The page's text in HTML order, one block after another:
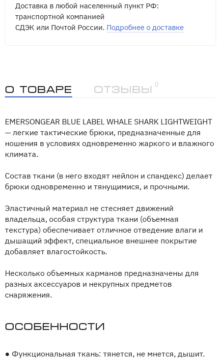
Доставка в любой населенный пункт РФ:
транспортной компанией
СДЭК или Почтой России. Подробнее о доставке
О товаре Отзывы
0
EMERSONGEAR BLUE LABEL WHALE SHARK LIGHTWEIGHT
— легкие тактические брюки, предназначенные для
ношения в условиях одновременно жаркого и влажного
климата.
Состав ткани (в него входят нейлон и спандекс) делает
брюки одновременно и тянущимися, и прочными.
Эластичный материал не стесняет движений
владельца, особая структура ткани (объемная
текстура) обеспечивает отличное отведение влаги и
дышащий эффект, специальное внешнее покрытие
добавляет влагостойкость.
Несколько объемных карманов предназначены для
разных аксессуаров и некрупных предметов
снаряжения.
Особенности
● Функциональная ткань: тянется, не мнется, дышит.